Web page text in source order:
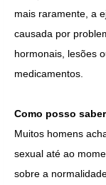
mais raramente, a
causada por
hormonais, lesões
medicamentos.
Como posso
Muitos homens
sexual até ao
sobre a